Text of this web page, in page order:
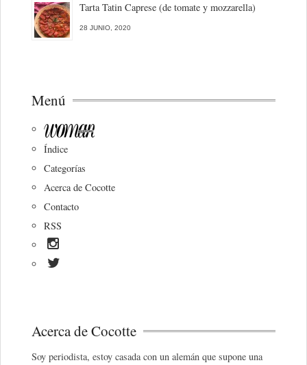
Tarta Tatin Caprese (de tomate y mozzarella)
28 JUNIO, 2020
Menú
Índice
Categorías
Acerca de Cocotte
Contacto
RSS
Acerca de Cocotte
Soy periodista, estoy casada con un alemán que supone una